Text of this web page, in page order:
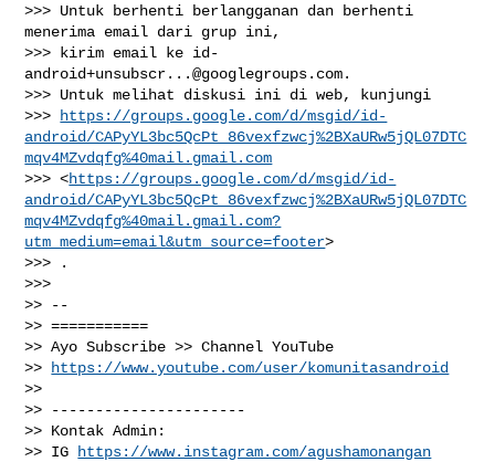
>>> Untuk berhenti berlangganan dan berhenti
menerima email dari grup ini,
>>> kirim email ke id-
android+unsubscr...@googlegroups.com.
>>> Untuk melihat diskusi ini di web, kunjungi
>>>
https://groups.google.com/d/msgid/id-
android/CAPyYL3bc5QcPt_86vexfzwcj%2BXaURw5jQL07DTC
mqv4MZvdqfg%40mail.gmail.com
>>> <https://groups.google.com/d/msgid/id-
android/CAPyYL3bc5QcPt_86vexfzwcj%2BXaURw5jQL07DTC
mqv4MZvdqfg%40mail.gmail.com?
utm_medium=email&utm_source=footer>
>>> .
>>>
>> --
>> ===========
>> Ayo Subscribe >> Channel YouTube
>>
https://www.youtube.com/user/komunitasandroid
>>
>> ----------------------
>> Kontak Admin:
>> IG
https://www.instagram.com/agushamonangan